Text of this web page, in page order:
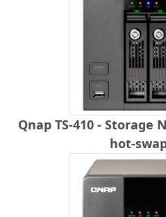
Qnap TS-410 - Storage
hot-